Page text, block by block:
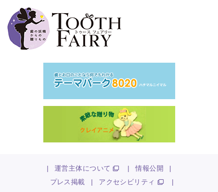
| 運営主体について | 情報公開
|
プレス掲載
| アクセシビリティ
|